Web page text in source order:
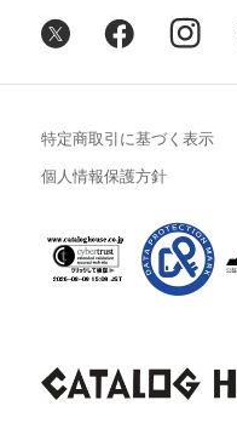
特定商取引に基づく表示
個人情報保護方針